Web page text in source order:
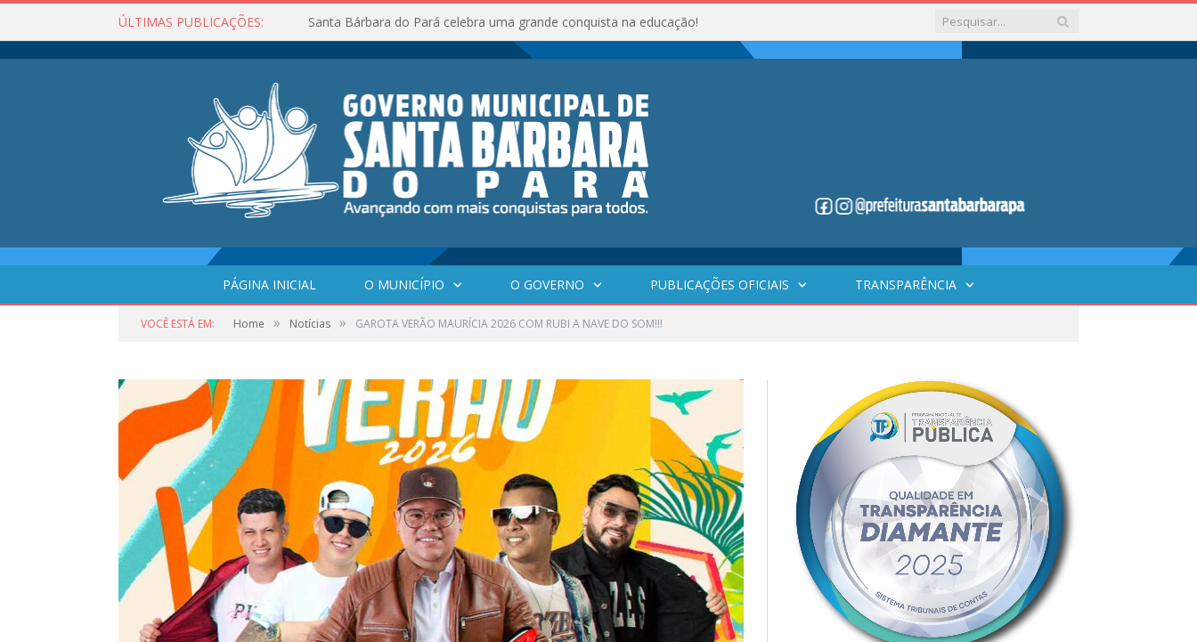
ÚLTIMAS PUBLICAÇÕES: Santa Bárbara do Pará celebra uma grande conquista na educação!
PÁGINA INICIAL O MUNICÍPIO O GOVERNO PUBLICAÇÕES OFICIAIS TRANSPARÊNCIA
VOCÊ ESTÁ EM: Home » Notícias » GAROTA VERÃO MAURÍCIA 2026 COM RUBI A NAVE DO SOM!!!